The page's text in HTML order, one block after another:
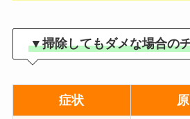
▼掃除してもダメな場合の
症状